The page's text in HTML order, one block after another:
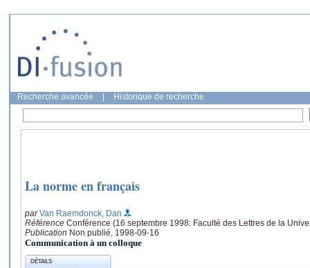
Recherche avancée Historique de recherche
La norme en français
parVan Raemdonck, Dan
Référence Conférence (16 septembre 1998: Faculté des Lettres de la
Publication Non publié, 1998-09-16
Communication à un colloque
DÉTAILS